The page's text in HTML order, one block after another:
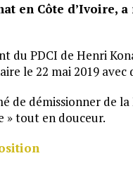
en Côte d’Ivoire, a
PDCI de Henri
le 22 mai 2019 avec
démissionner de la
» tout en douceur.